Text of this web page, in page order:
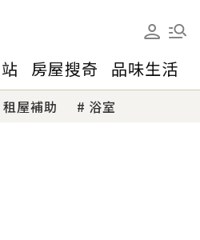
房屋搜奇 品味生活
租屋補助 浴室